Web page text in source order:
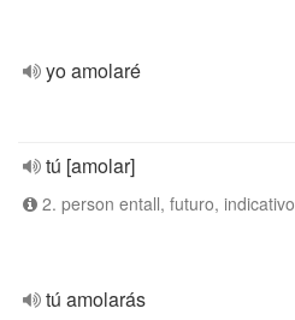
yo amolaré
tú [amolar]
2. person entall, futuro, indicativo
tú amolarás